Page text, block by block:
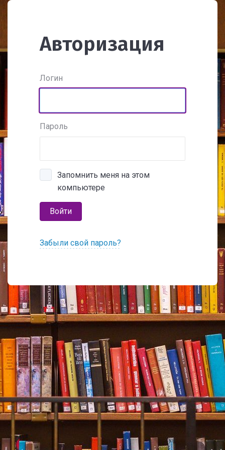
Авторизация
Логин
Пароль
Запомнить меня на этом
компьютере
Войти
Забыли свой пароль?